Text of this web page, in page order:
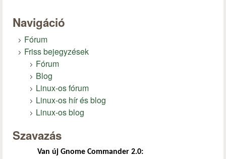
Navigáció
Fórum
Friss bejegyzések
Fórum
Blog
Linux-os fórum
Linux-os hír és blog
Linux-os blog
Szavazás
Van új Gnome Commander 2.0: